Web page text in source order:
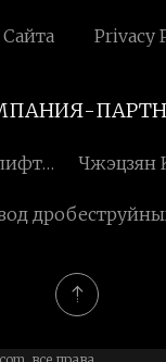
Privacy
Чжэцзян Kinmade Группа